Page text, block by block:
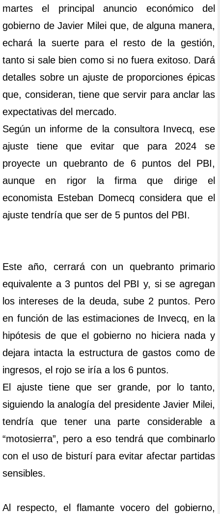
martes el principal anuncio económico del
gobierno de Javier Milei que, de alguna manera,
echará la suerte para el resto de la gestión,
tanto si sale bien como si no fuera exitoso. Dará
detalles sobre un ajuste de proporciones épicas
que, consideran, tiene que servir para anclar las
expectativas del mercado.
Según un informe de la consultora Invecq, ese
ajuste tiene que evitar que para 2024 se
proyecte un quebranto de 6 puntos del PBI,
aunque en rigor la firma que dirige el
economista Esteban Domecq considera que el
ajuste tendría que ser de 5 puntos del PBI.
Este año, cerrará con un quebranto primario
equivalente a 3 puntos del PBI y, si se agregan
los intereses de la deuda, sube 2 puntos. Pero
en función de las estimaciones de Invecq, en la
hipótesis de que el gobierno no hiciera nada y
dejara intacta la estructura de gastos como de
ingresos, el rojo se iría a los 6 puntos.
El ajuste tiene que ser grande, por lo tanto,
siguiendo la analogía del presidente Javier Milei,
tendría que tener una parte considerable a
“motosierra”, pero a eso tendrá que combinarlo
con el uso de bisturí para evitar afectar partidas
sensibles.
Al respecto, el flamante vocero del gobierno,